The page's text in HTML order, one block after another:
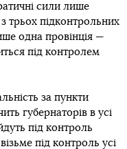
сили лише
трьох підконтрольних
одна провінція —
під контролем
за пункти
губернаторів в усі
під контроль
під контроль усі